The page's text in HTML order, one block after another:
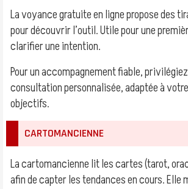
La voyance gratuite en ligne propose des
pour découvrir l’outil. Utile pour une
clarifier une intention.
Pour un accompagnement fiable,
consultation personnalisée, adaptée à
objectifs.
CARTOMANCIENNE
La cartomancienne lit les cartes (tarot,
afin de capter les tendances en cours. Elle